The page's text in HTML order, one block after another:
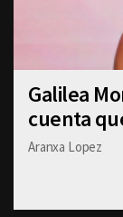
Galilea
cuenta
Aranxa Lopez